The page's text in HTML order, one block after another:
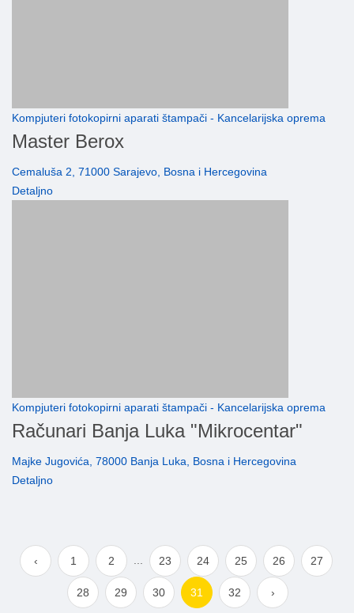
Kompjuteri fotokopirni aparati štampači - Kancelarijska oprema
Master Berox
Cemaluša 2, 71000 Sarajevo, Bosna i Hercegovina
Detaljno
Kompjuteri fotokopirni aparati štampači - Kancelarijska oprema
Računari Banja Luka "Mikrocentar"
Majke Jugovića, 78000 Banja Luka, Bosna i Hercegovina
Detaljno
‹ 1 2 ... 23 24 25 26 27
28 29 30 31 32 ›